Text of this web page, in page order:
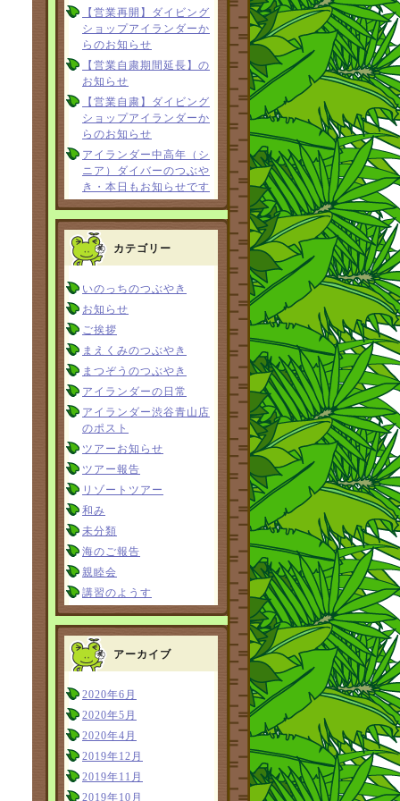
【営業再開】ダイビング
ショップアイランダーか
らのお知らせ
【営業自粛期間延長】の
お知らせ
【営業自粛】ダイビング
ショップアイランダーか
らのお知らせ
アイランダー中高年（シ
ニア）ダイバーのつぶや
き・本日もお知らせです
カテゴリー
いのっちのつぶやき
お知らせ
ご挨拶
まえくみのつぶやき
まつぞうのつぶやき
アイランダーの日常
アイランダー渋谷青山店
のポスト
ツアーお知らせ
ツアー報告
リゾートツアー
和み
未分類
海のご報告
親睦会
講習のようす
アーカイブ
2020年6月
2020年5月
2020年4月
2019年12月
2019年11月
2019年10月